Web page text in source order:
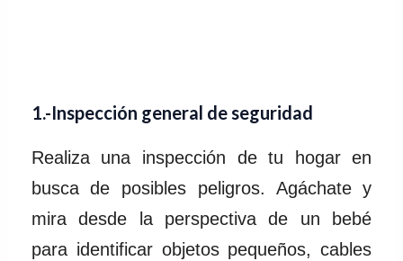
1.-Inspección general de seguridad
Realiza una inspección de tu hogar en
busca de posibles peligros. Agáchate y
mira desde la perspectiva de un bebé
para identificar objetos pequeños, cables